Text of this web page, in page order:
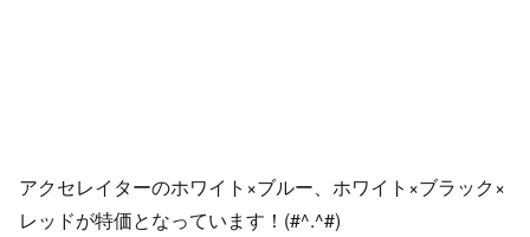
アクセレイターのホワイト×ブルー、ホワイト×ブラック×
レッドが特価となっています！(#^.^#)